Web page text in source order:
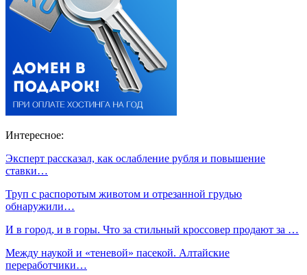
Интересное:
Эксперт рассказал, как ослабление рубля и повышение
ставки…
Труп с распоротым животом и отрезанной грудью
обнаружили…
И в город, и в горы. Что за стильный кроссовер продают за …
Между наукой и «теневой» пасекой. Алтайские
переработчики…